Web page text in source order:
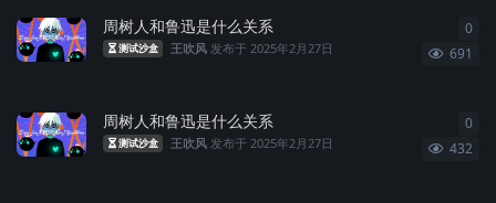
周树人和鲁迅是什么关系
测试沙盒 王吹风 发布于 2025年2月27日 691
0
周树人和鲁迅是什么关系
测试沙盒 王吹风 发布于 2025年2月27日 432
0